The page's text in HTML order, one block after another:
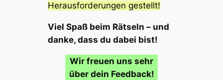
Herausforderungen gestellt!
Viel Spaß beim Rätseln – und
danke, dass du dabei bist!
Wir freuen uns sehr
über dein Feedback!